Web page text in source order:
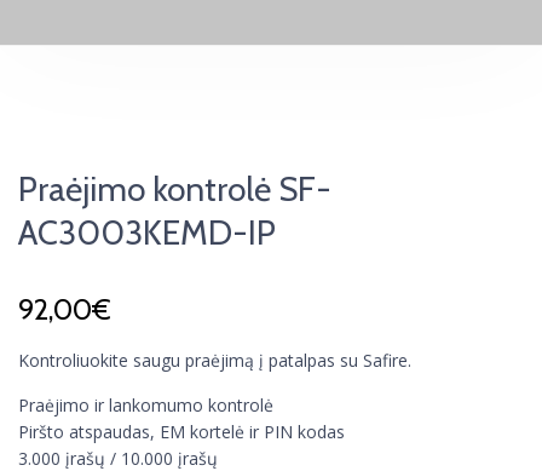
Praėjimo kontrolė SF-
AC3003KEMD-IP
92,00€
Kontroliuokite saugu praėjimą į patalpas su Safire.
Praėjimo ir lankomumo kontrolė
Piršto atspaudas, EM kortelė ir PIN kodas
3.000 įrašų / 10.000 įrašų